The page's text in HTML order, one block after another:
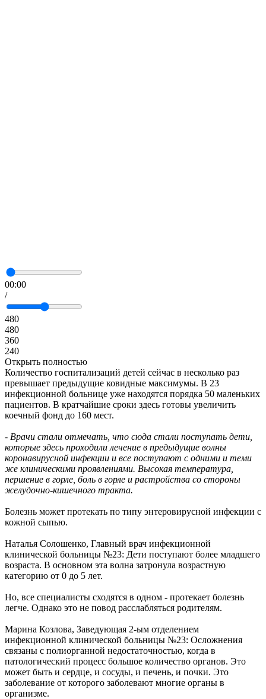
00:00
/
480
480
360
240
Открыть полностью
Количество госпитализаций детей сейчас в несколько раз
превышает предыдущие ковидные максимумы. В 23
инфекционной больнице уже находятся порядка 50 маленьких
пациентов. В кратчайшие сроки здесь готовы увеличить
коечный фонд до 160 мест.
- Врачи стали отмечать, что сюда стали поступать дети,
которые здесь проходили лечение в предыдущие волны
коронавирусной инфекции и все поступают с одними и теми
же клиническими проявлениями. Высокая температура,
першение в горле, боль в горле и растройства со стороны
желудочно-кишечного тракта.
Болезнь может протекать по типу энтеровирусной инфекции с
кожной сыпью.
Наталья Солошенко, Главный врач инфекционной
клинической больницы №23: Дети поступают более младшего
возраста. В основном эта волна затронула возрастную
категорию от 0 до 5 лет.
Но, все специалисты сходятся в одном - протекает болезнь
легче. Однако это не повод расслабляться родителям.
Марина Козлова, Заведующая 2-ым отделением
инфекционной клинической больницы №23: Осложнения
связаны с полиорганной недостаточностью, когда в
патологический процесс большое количество органов. Это
может быть и сердце, и сосуды, и печень, и почки. Это
заболевание от которого заболевают многие органы в
организме.